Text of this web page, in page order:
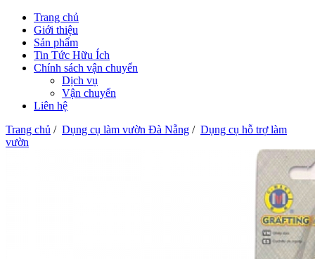
Trang chủ
Giới thiệu
Sản phẩm
Tin Tức Hữu Ích
Chính sách vận chuyển
Dịch vụ
Vận chuyển
Liên hệ
Trang chủ / Dụng cụ làm vườn Đà Nẵng / Dụng cụ hỗ trợ làm
vườn